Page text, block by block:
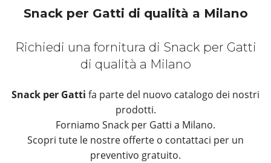
Snack per Gatti di qualità a Milano
Richiedi una fornitura di Snack per Gatti
di qualità a Milano
Snack per Gatti fa parte del nuovo catalogo dei nostri
prodotti.
Forniamo Snack per Gatti a Milano.
Scopri tute le nostre offerte o contattaci per un
preventivo gratuito.